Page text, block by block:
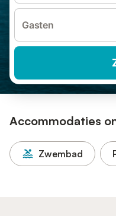
Gasten
Accommodaties
Zwembad